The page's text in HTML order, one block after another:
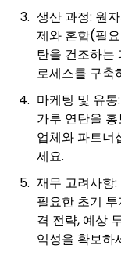
생산 과정: 원
제와 혼합(필
탄을 건조하는
로세스를 구축
마케팅 및 유
가루 연탄을
업체와 파트너
세요.
재무 고려사항:
필요한 초기
격 전략, 예상
익성을 확보하